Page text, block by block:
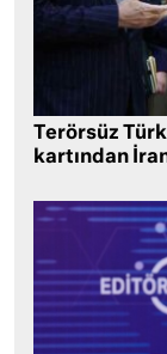
Terörsüz
kartından